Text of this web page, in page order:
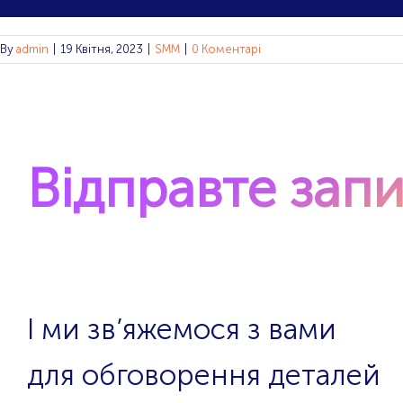
By admin 19 Квітня, 2023 SMM 0 Коментарі
Відправте
І ми зв’яжемося з вами
для обговорення деталей